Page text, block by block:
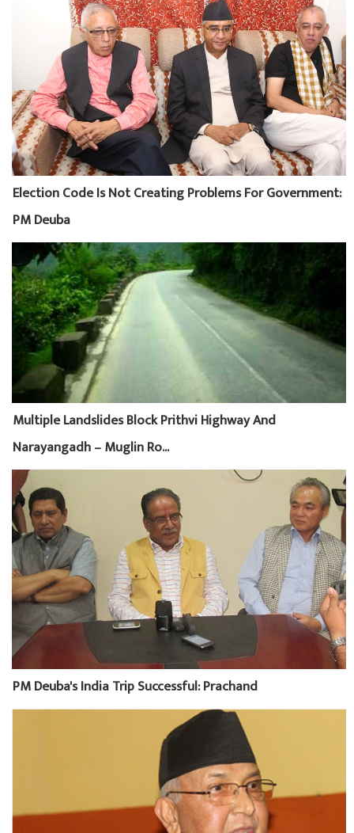
Election Code Is Not Creating Problems For Government:
PM Deuba
Multiple Landslides Block Prithvi Highway And
Narayangadh – Muglin Ro...
PM Deuba's India Trip Successful: Prachand